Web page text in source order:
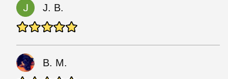
J. B.
B. M.